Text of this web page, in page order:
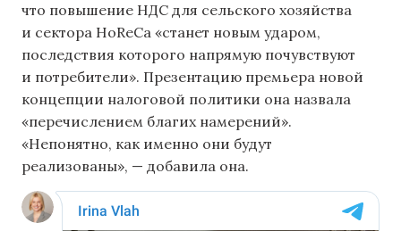
что повышение НДС для сельского хозяйства
и сектора HoReCa «станет новым ударом,
последствия которого напрямую почувствуют
и потребители». Презентацию премьера новой
концепции налоговой политики она назвала
«перечислением благих намерений».
«Непонятно, как именно они будут
реализованы», — добавила она.